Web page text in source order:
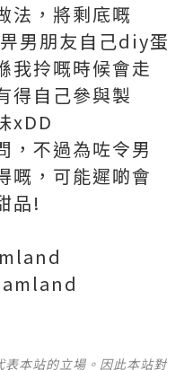
法，將剩底嘅
男朋友自己diy蛋
我拎嘅時候會走
得自己參與製
xDD
，不過為咗令男
嘅，可能遲啲會
品!
本站的立場。因此本站對